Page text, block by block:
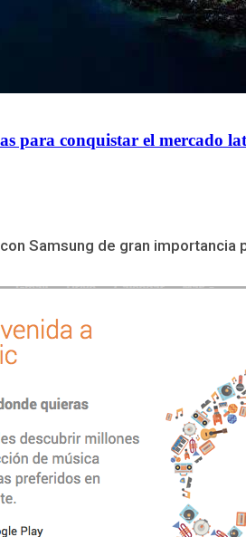
para conquistar el mercado
Samsung de gran